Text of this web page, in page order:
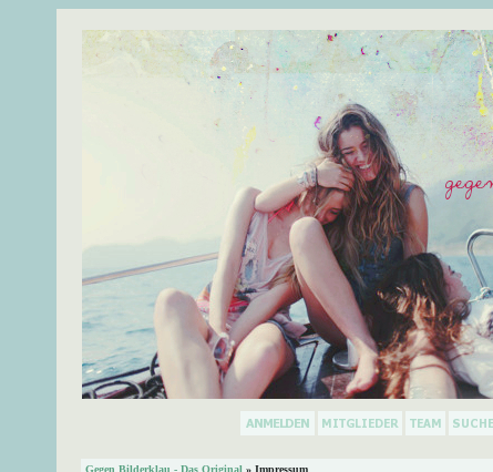
Gegen Bilderklau - Das Original » Impressum